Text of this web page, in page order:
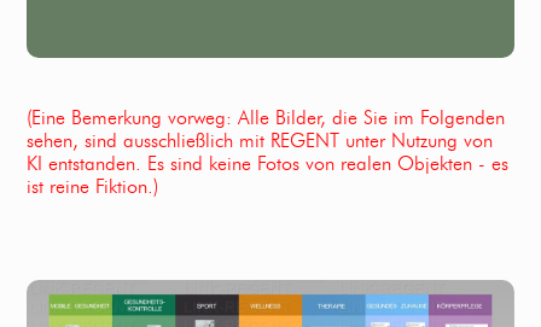
(Eine Bemerkung vorweg: Alle Bilder, die Sie im Folgenden
sehen, sind ausschließlich mit REGENT unter Nutzung von
KI entstanden. Es sind keine Fotos von realen Objekten - es
ist reine Fiktion.)